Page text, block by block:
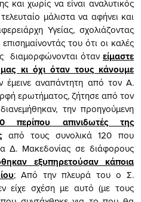
και χωρίς να είναι αναλυτικός
μάλιστα να αφήνει και
Υγείας, σχολιάζοντας
του ότι οι καλές
διαμορφώνονται όταν είμαστε
κι όχι όταν τους κάνουμε
έμεινε αναπάντητη από τον Α.
ερωτήματος, ζήτησε από τον
την προηγούμενη
περίπου απινιδωτές της
από τους συνολικά 120 που
Δ. Μακεδονίας σε διάφορους
εξυπηρετούσαν κάποια
; Από την πλευρά του ο Σ.
είχε σχέση με αυτό (με τους